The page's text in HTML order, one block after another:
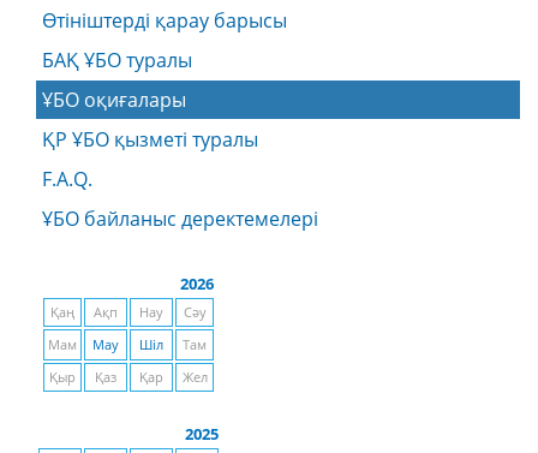
Өтініштерді қарау барысы
БАҚ ҰБО туралы
ҰБО оқиғалары
ҚР ҰБО қызметі туралы
F.A.Q.
ҰБО байланыс деректемелерi
2026
Қаң Ақп Нау
Сәу
Мам
Мау Шіл
Там
Қыр
Қаз Қар Жел
2025